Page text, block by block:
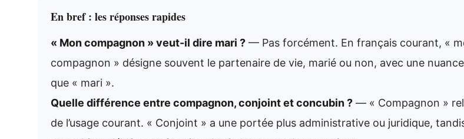
En bref : les réponses rapides
« Mon compagnon » veut-il dire mari ? — Pas forcément. En français courant, «
compagnon » désigne souvent le partenaire de vie, marié ou non, avec une
que « mari ».
Quelle différence entre compagnon, conjoint et concubin ? — « Compagnon »
de l’usage courant. « Conjoint » a une portée plus administrative ou juridique,